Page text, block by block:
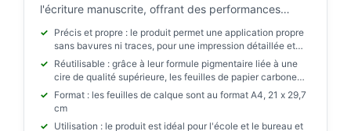
l'écriture manuscrite, offrant des performances
durables et sans rature à l'école, au travail et à la
maison
Précis et propre : le produit permet une application propre
sans bavures ni traces, pour une impression détaillée et
précise
Réutilisable : grâce à leur formule pigmentaire liée à une
cire de qualité supérieure, les feuilles de papier carbone
peuvent être réutilisées à l'infini sans perdre de leur
efficacité, ce qui fait du produit une solution facile à utiliser
Format : les feuilles de calque sont au format A4, 21 x 29,7
cm
Utilisation : le produit est idéal pour l'école et le bureau et